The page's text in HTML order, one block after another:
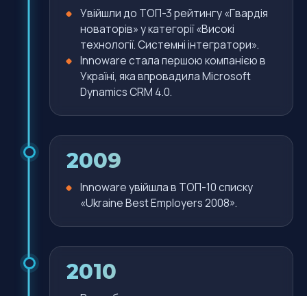
Увійшли до ТОП-3 рейтингу «Гвардія
новаторів» у категорії «Високі
технології. Системні інтегратори».
Innoware стала першою компанією в
Україні, яка впровадила Microsoft
Dynamics CRM 4.0.
2009
Innoware увійшла в ТОП-10 списку
«Ukraine Best Employers 2008».
2010